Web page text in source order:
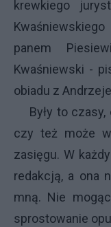
krewkiego
panem
Kwaśniewski -
obiadu z
Były to czasy,
czy też może
zasięgu. W
redakcją, a ona
mną. Nie
sprostowanie